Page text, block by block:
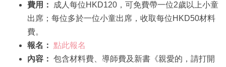
費用：
成人每位HKD120，可免費帶一位2歲以上小童
出席；每位多於一位小童出席，收取每位HKD50材料
費。
報名： 點此報名
內容： 包含材料費、導師費及新書《親愛的，請打開